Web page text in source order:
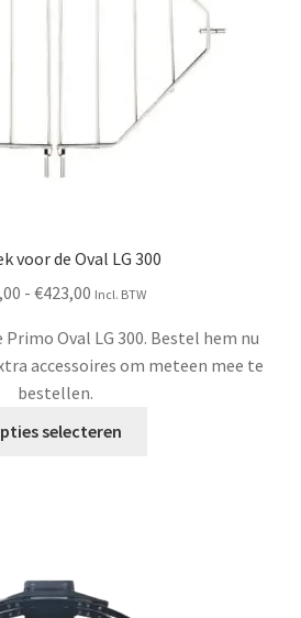
voor de Oval LG 300
- €423,00 Prijsklasse:
tot
€423,00
Incl. BTW
Oval LG 300. Bestel hem nu
accessoires om meteen mee te
bestellen.
selecteren